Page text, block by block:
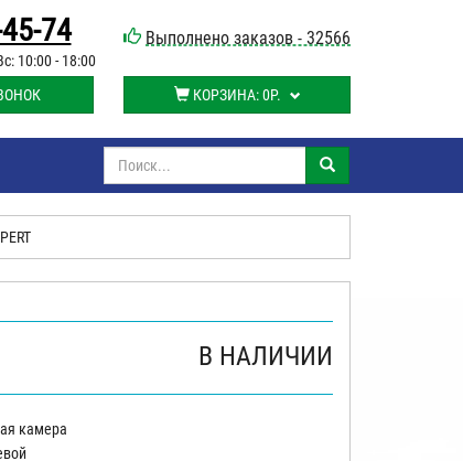
74
10:00 - 18:00
Выполнено заказов - 32566
КОРЗИНА:0Р.
В НАЛИЧИИ
камера